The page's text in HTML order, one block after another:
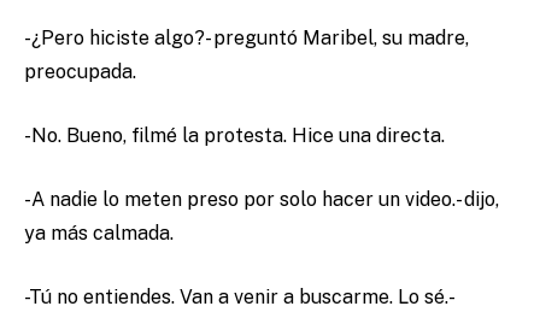
-¿Pero hiciste algo?- preguntó Maribel, su madre,
preocupada.
-No. Bueno, filmé la protesta. Hice una directa.
-A nadie lo meten preso por solo hacer un video.- dijo,
ya más calmada.
-Tú no entiendes. Van a venir a buscarme. Lo sé.-